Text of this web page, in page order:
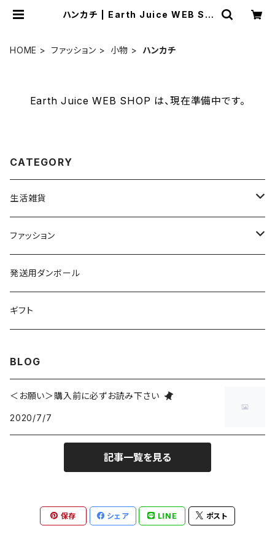
ハンカチ | Earth Juice WEB SH
HOME ファッション 小物 ハンカチ
Earth Juice WEB SHOP は、現在準備中です。
CATEGORY
生活雑貨
洗剤・せっけん
キッチングッズ
スキンケア
化粧水
オイル
ヘアケア
ファッション
アンダーウェア
ショーツ
小物
ハンカチ
ブローチ
トート
ワンピース
アクセサリー
発送用ダンボール
ギフト
BLOG
＜お願い＞購入前に必ずお読み下さい
2020/7/7
記事一覧を見る
保存 シェア LINE ポスト